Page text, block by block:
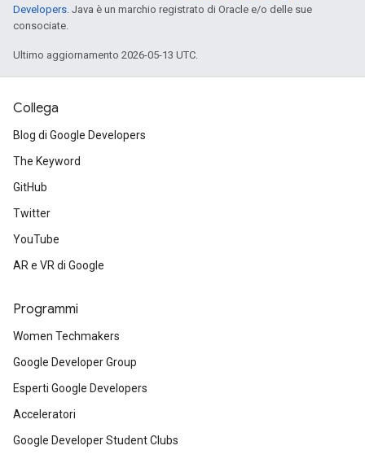
Developers . Java è un marchio registrato di Oracle e/o delle sue
consociate.
Ultimo aggiornamento 2026-05-13 UTC.
Collega
Blog di Google Developers
The Keyword
GitHub
Twitter
YouTube
AR e VR di Google
Programmi
Women Techmakers
Google Developer Group
Esperti Google Developers
Acceleratori
Google Developer Student Clubs